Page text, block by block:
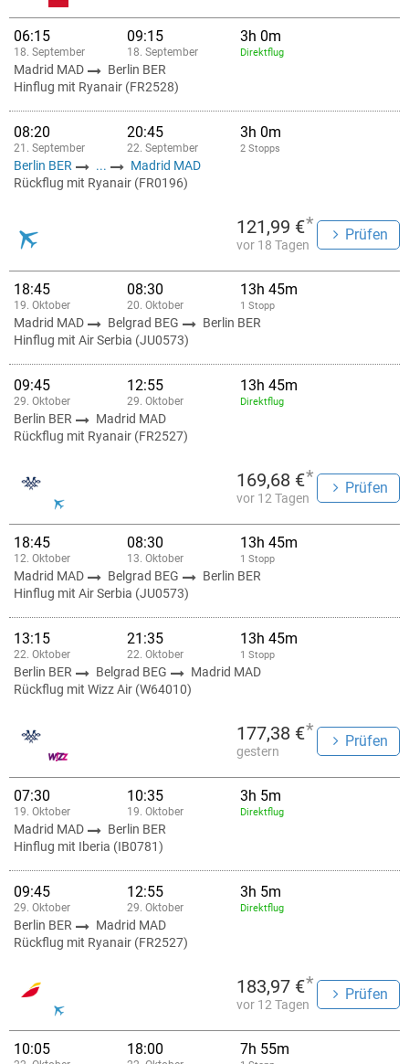
06:15
18. September
09:15
18. September
3h 0m
Direktflug
Madrid MAD
Berlin BER
Hinflug mit Ryanair (FR2528)
08:20
21. September
20:45
22. September
3h 0m
2 Stopps
Berlin BER ...
Madrid MAD
Rückflug mit Ryanair (FR0196)
121,99 €*
vor 18 Tagen
Prüfen
18:45
19. Oktober
08:30
20. Oktober
13h 45m
1 Stopp
Madrid MAD Belgrad BEG
Berlin BER
Hinflug mit Air Serbia (JU0573)
09:45
29. Oktober
12:55
29. Oktober
13h 45m
Direktflug
Berlin BER
Madrid MAD
Rückflug mit Ryanair (FR2527)
169,68 €*
vor 12 Tagen
Prüfen
18:45
12. Oktober
08:30
13. Oktober
13h 45m
1 Stopp
Madrid MAD Belgrad BEG
Berlin BER
Hinflug mit Air Serbia (JU0573)
13:15
22. Oktober
21:35
22. Oktober
13h 45m
1 Stopp
Berlin BER Belgrad BEG
Madrid MAD
Rückflug mit Wizz Air (W64010)
177,38 €*
gestern
Prüfen
07:30
19. Oktober
10:35
19. Oktober
3h 5m
Direktflug
Madrid MAD
Berlin BER
Hinflug mit Iberia (IB0781)
09:45
29. Oktober
12:55
29. Oktober
3h 5m
Direktflug
Berlin BER
Madrid MAD
Rückflug mit Ryanair (FR2527)
183,97 €*
vor 12 Tagen
Prüfen
10:05 18:00 7h 55m